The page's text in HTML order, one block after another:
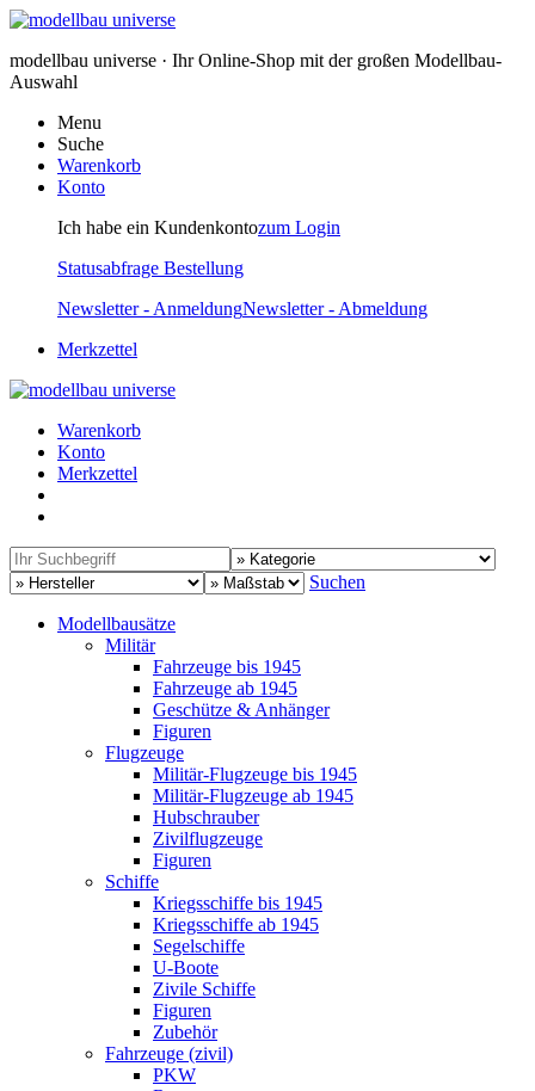
modellbau universe · Ihr Online-Shop mit der großen Modellbau-
Auswahl
Menu
Suche
Warenkorb
Konto
Ich habe ein Kundenkontozum Login
Statusabfrage Bestellung
Newsletter - AnmeldungNewsletter - Abmeldung
Merkzettel
Warenkorb
Konto
Merkzettel
Suchen
Modellbausätze
Militär
Fahrzeuge bis 1945
Fahrzeuge ab 1945
Geschütze & Anhänger
Figuren
Flugzeuge
Militär-Flugzeuge bis 1945
Militär-Flugzeuge ab 1945
Hubschrauber
Zivilflugzeuge
Figuren
Schiffe
Kriegsschiffe bis 1945
Kriegsschiffe ab 1945
Segelschiffe
U-Boote
Zivile Schiffe
Figuren
Zubehör
Fahrzeuge (zivil)
PKW